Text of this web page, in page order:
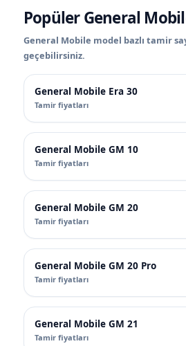
Popüler General
General Mobile model bazlı tamir
geçebilirsiniz.
General Mobile Era 30
Tamir fiyatları
General Mobile GM 10
Tamir fiyatları
General Mobile GM 20
Tamir fiyatları
General Mobile GM 20 Pro
Tamir fiyatları
General Mobile GM 21
Tamir fiyatları